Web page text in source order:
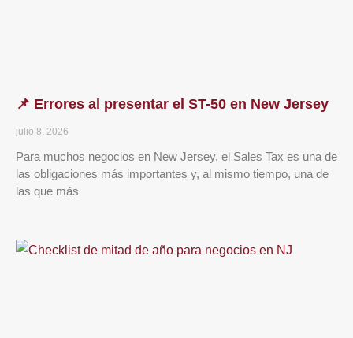
📌 Errores al presentar el ST-50 en New Jersey
julio 8, 2026
Para muchos negocios en New Jersey, el Sales Tax es una de
las obligaciones más importantes y, al mismo tiempo, una de
las que más